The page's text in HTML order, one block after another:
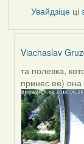
Увайдзіце ці
Viachaslav
In
reply
to
by
Жанна
(госць)
та полевка,
принес ее) она